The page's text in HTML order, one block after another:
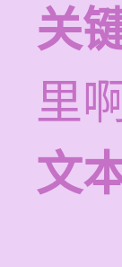
关
里
文